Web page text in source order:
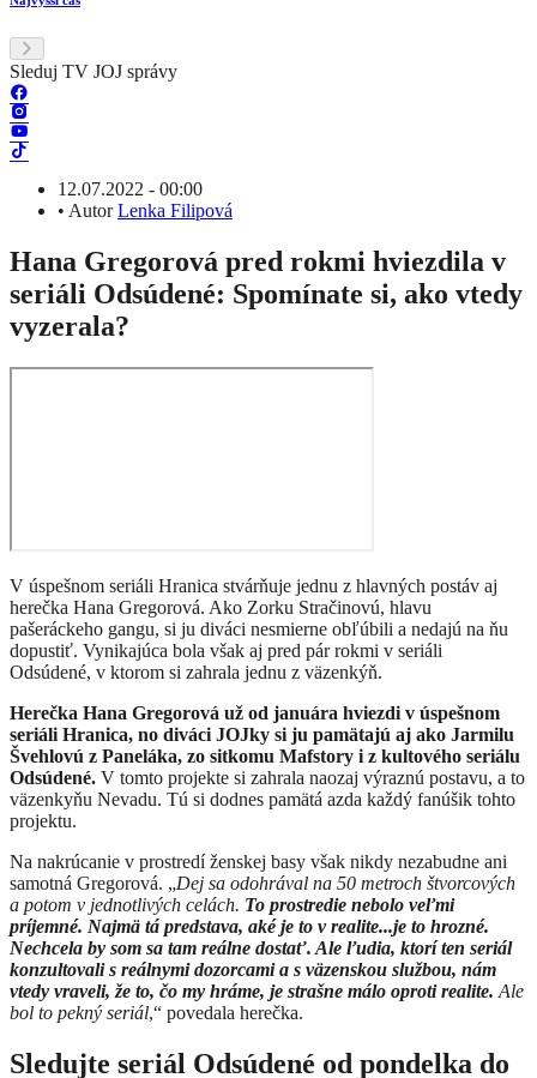
Sleduj TV JOJ správy
12.07.2022 - 00:00
• AutorLenka Filipová
Hana Gregorová pred rokmi hviezdila v
seriáli Odsúdené: Spomínate si, ako vtedy
vyzerala?
V úspešnom seriáli Hranica stvárňuje jednu z hlavných postáv aj
herečka Hana Gregorová. Ako Zorku Stračinovú, hlavu
pašeráckeho gangu, si ju diváci nesmierne obľúbili a nedajú na ňu
dopustiť. Vynikajúca bola však aj pred pár rokmi v seriáli
Odsúdené, v ktorom si zahrala jednu z väzenkýň.
Herečka Hana Gregorová už od januára hviezdi v úspešnom
seriáli Hranica, no diváci JOJky si ju pamätajú aj ako Jarmilu
Švehlovú z Paneláka, zo sitkomu Mafstory i z kultového seriálu
Odsúdené. V tomto projekte si zahrala naozaj výraznú postavu, a to
väzenkyňu Nevadu. Tú si dodnes pamätá azda každý fanúšik tohto
projektu.
Na nakrúcanie v prostredí ženskej basy však nikdy nezabudne ani
samotná Gregorová. „Dej sa odohrával na 50 metroch štvorcových
a potom v jednotlivých celách. To prostredie nebolo veľmi
príjemné. Najmä tá predstava, aké je to v realite...je to hrozné.
Nechcela by som sa tam reálne dostať. Ale ľudia, ktorí ten seriál
konzultovali s reálnymi dozorcami a s väzenskou službou, nám
vtedy vraveli, že to, čo my hráme, je strašne málo oproti realite. Ale
bol to pekný seriál,“ povedala herečka.
Sledujte seriál Odsúdené od pondelka do